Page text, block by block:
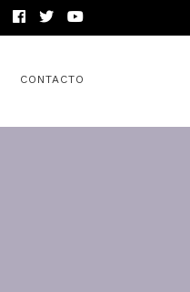
CONTACTO